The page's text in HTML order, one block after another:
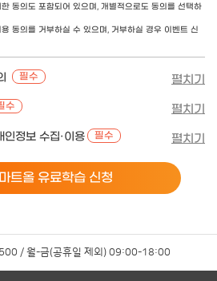
동의도 포함되어 있으며, 개별적으로도 동의를 선택하
동의를 거부하실 수 있으며, 거부하실 경우 이벤트 신
필수 펼치기
수 펼치기
정보 수집·이용 필수 펼치기
트올 유료학습 신청
/ 월-금(공휴일 제외) 09:00-18:00